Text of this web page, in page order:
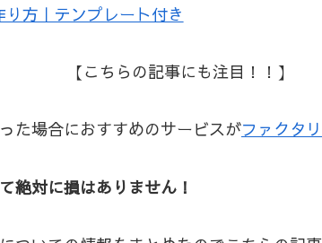
方｜テンプレート付き
【こちらの記事にも注目！！】
た場合におすすめのサービスがファクタ
絶対に損はありません！